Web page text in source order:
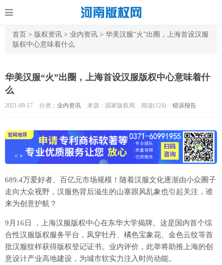
首页 > 版权资讯 > 业内资讯 > 华美汉服“火”出圈，上海首设汉服
版权中心意味着什么
华美汉服“火”出圈，上海首设汉服版权中心意味着什
么
2021-09-17 分类： 业内资讯 来源：国家版权局 阅读(124) 错误报告
689.4万爱好者、百亿元市场规模！随着汉服文化逐渐由小众圈子
走向大众视野，汉服热背后滋生的山寨跟风乱象也引起关注，谁
来为创意护航？
9月16日 ，上海汉服版权中心在东华大学揭牌。这是国内首个综
合性汉服版权服务平台，凤穿牡丹、橘色宝象花、金色云纹等首
批汉服纹样获得版权登记证书。业内评价，此举将助推上海的创
意设计产业高地建设，为城市软实力注入时尚动能。